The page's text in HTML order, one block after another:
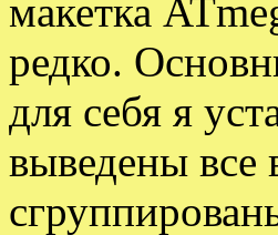
макетка
редко.
для себя я
выведены все